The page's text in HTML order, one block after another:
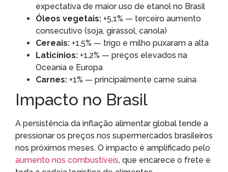
expectativa de maior uso de etanol no Brasil
Óleos vegetais: +5,1% — terceiro aumento
consecutivo (soja, girassol, canola)
Cereais: +1,5% — trigo e milho puxaram a alta
Laticínios: +1,2% — preços elevados na
Oceania e Europa
Carnes: +1% — principalmente carne suína
Impacto no Brasil
A persistência da inflação alimentar global tende a
pressionar os preços nos supermercados brasileiros
nos próximos meses. O impacto é amplificado pelo
aumento nos combustíveis, que encarece o frete e